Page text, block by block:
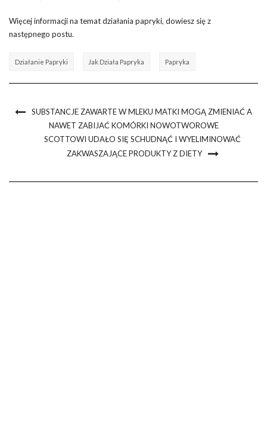
Więcej informacji na temat działania papryki, dowiesz się z
następnego postu.
Działanie Papryki Jak Działa Papryka Papryka
SUBSTANCJE ZAWARTE W MLEKU MATKI MOGĄ ZMIENIAĆ A
NAWET ZABIJAĆ KOMÓRKI NOWOTWOROWE
SCOTTOWI UDAŁO SIĘ SCHUDNĄĆ I WYELIMINOWAĆ
ZAKWASZAJĄCE PRODUKTY Z DIETY